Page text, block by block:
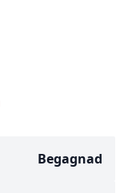
Begagnad